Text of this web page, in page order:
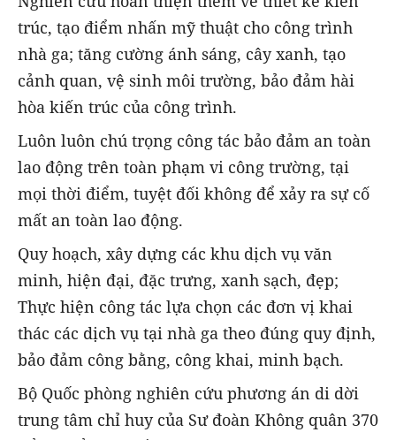
trúc, tạo điểm nhấn mỹ thuật cho công trình
nhà ga; tăng cường ánh sáng, cây xanh, tạo
cảnh quan, vệ sinh môi trường, bảo đảm hài
hòa kiến trúc của công trình.
Luôn luôn chú trọng công tác bảo đảm an toàn
lao động trên toàn phạm vi công trường, tại
mọi thời điểm, tuyệt đối không để xảy ra sự cố
mất an toàn lao động.
Quy hoạch, xây dựng các khu dịch vụ văn
minh, hiện đại, đặc trưng, xanh sạch, đẹp;
Thực hiện công tác lựa chọn các đơn vị khai
thác các dịch vụ tại nhà ga theo đúng quy định,
bảo đảm công bằng, công khai, minh bạch.
Bộ Quốc phòng nghiên cứu phương án di dời
trung tâm chỉ huy của Sư đoàn Không quân 370